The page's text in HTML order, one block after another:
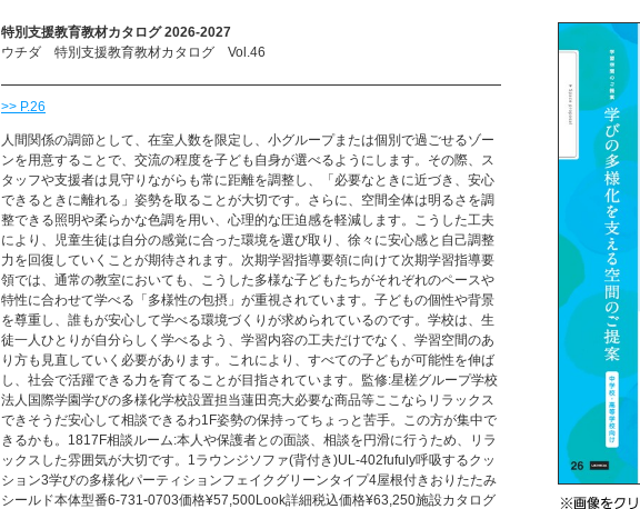
特別支援教育教材カタログ 2026-2027
ウチダ 特別支援教育教材カタログ Vol.46
>> P.26
人間関係の調節として、在室人数を限定し、小グループまたは個別で過ごせるゾー
ンを用意することで、交流の程度を子ども自身が選べるようにします。その際、ス
タッフや支援者は見守りながらも常に距離を調整し、「必要なときに近づき、安心
できるときに離れる」姿勢を取ることが大切です。さらに、空間全体は明るさを調
整できる照明や柔らかな色調を用い、心理的な圧迫感を軽減します。こうした工夫
により、児童生徒は自分の感覚に合った環境を選び取り、徐々に安心感と自己調整
力を回復していくことが期待されます。次期学習指導要領に向けて次期学習指導要
領では、通常の教室においても、こうした多様な子どもたちがそれぞれのペースや
特性に合わせて学べる「多様性の包摂」が重視されています。子どもの個性や背景
を尊重し、誰もが安心して学べる環境づくりが求められているのです。学校は、生
徒一人ひとりが自分らしく学べるよう、学習内容の工夫だけでなく、学習空間のあ
り方も見直していく必要があります。これにより、すべての子どもが可能性を伸ば
し、社会で活躍できる力を育てることが目指されています。監修:星槎グループ学校
法人国際学園学びの多様化学校設置担当蓮田亮大必要な商品等ここならリラックス
できそうだ安心して相談できるわ1F姿勢の保持ってちょっと苦手。この方が集中で
きるかも。1817F相談ルーム:本人や保護者との面談、相談を円滑に行うため、リラ
ックスした雰囲気が大切です。1ラウンジソファ(背付き)UL-402fufuly呼吸するクッ
ション3学びの多様化パーティションフェイクグリーンタイプ4屋根付きおりたたみ
シールド本体型番6-731-0703価格¥57,500Look詳細税込価格¥63,250施設カタログ